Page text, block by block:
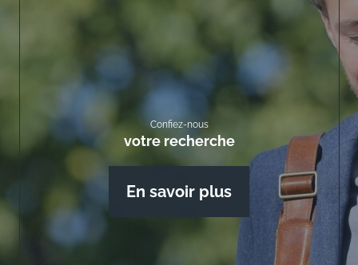
Confiez-nous
votre recherche
En savoir plus